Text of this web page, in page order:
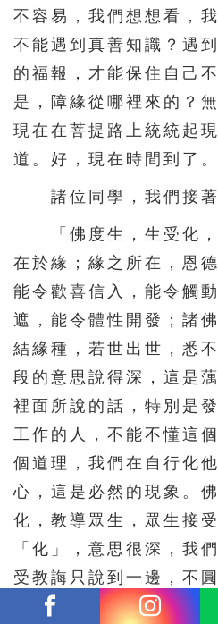
不容易，我們想想看，
不能遇到真善知識？遇
的福報，才能保住自己
是，障緣從哪裡來的？
現在在菩提路上統統起
道。好，現在時間到了。
諸位同學，我們接著
「佛度生，生受化，
在於緣；緣之所在，恩
能令歡喜信入，能令觸
遮，能令體性開發；諸
結緣種，若世出世，悉
段的意思說得深，這是
裡面所說的話，特別是
工作的人，不能不懂這
個道理，我們在自行化
心，這是必然的現象。
化，教導眾生，眾生接
「化」，意思很深，我
受教誨只說到一邊，不
教了，你學了沒有？你